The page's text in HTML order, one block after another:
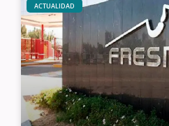
ACTUALIDAD